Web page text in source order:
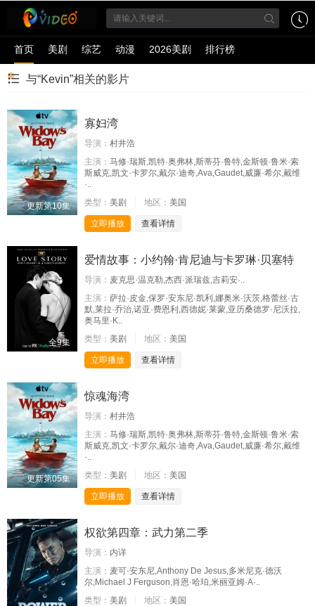
首页 美剧 综艺 动漫 2026美剧 排行榜
与“Kevin”相关的影片
更新第10集
寡妇湾
导演： 村井浩
主演： 马修·瑞斯,凯特·奥弗林,斯蒂芬·鲁特,金斯顿·鲁米·索
斯威克,凯文·卡罗尔,戴尔·迪奇,Ava,Gaudet,威廉·希尔,戴维
·..
类型： 美剧 地区： 美国
立即播放 查看详情
全9集
爱情故事：小约翰·肯尼迪与卡罗琳·贝塞特
导演： 麦克思·温克勒,杰西·派瑞兹,吉莉安·..
主演： 萨拉·皮金,保罗·安东尼·凯利,娜奥米·沃茨,格蕾丝·古
默,莱拉·乔治,诺亚·费恩利,西德妮·莱蒙,亚历桑德罗·尼沃拉,
奥马里·K..
类型： 美剧 地区： 美国
立即播放 查看详情
更新第05集
惊魂海湾
导演： 村井浩
主演： 马修·瑞斯,凯特·奥弗林,斯蒂芬·鲁特,金斯顿·鲁米·索
斯威克,凯文·卡罗尔,戴尔·迪奇,Ava,Gaudet,威廉·希尔,戴维
·..
类型： 美剧 地区： 美国
立即播放 查看详情
权欲第四章：武力第二季
导演： 内详
主演： 麦可·安东尼,Anthony De Jesus,多米尼克·德沃
尔,Michael J Ferguson,肖恩·哈珀,米丽亚姆·A·..
类型： 美剧 地区： 美国